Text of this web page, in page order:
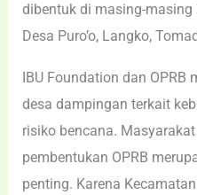
dibentuk di masing-
Desa Puro’o, Langko,
IBU Foundation dan
desa dampingan terkait
risiko bencana.
pembentukan OPRB
penting. Karena